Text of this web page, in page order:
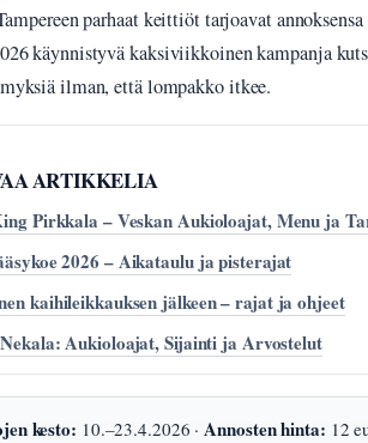
parhaat keittiöt tarjoavat
käynnistyvä kaksiviikkoinen kampanja
ilman, että lompakko itkee.
ARTIKKELIA
Pirkkala – Veskan Aukioloajat, Menu ja
2026 – Aikataulu ja pisterajat
kaihileikkauksen jälkeen – rajat ja ohjeet
Aukioloajat, Sijainti ja Arvostelut
kesto: 10.–23.4.2026 ·Annosten hinta: 12